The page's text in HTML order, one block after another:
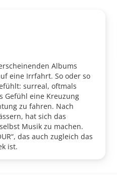
Albums
eine Irrfahrt. So oder so
surreal, oftmals
Gefühl eine Kreuzung
zu fahren. Nach
hat sich das
Musik zu machen.
das auch zugleich das
ist.